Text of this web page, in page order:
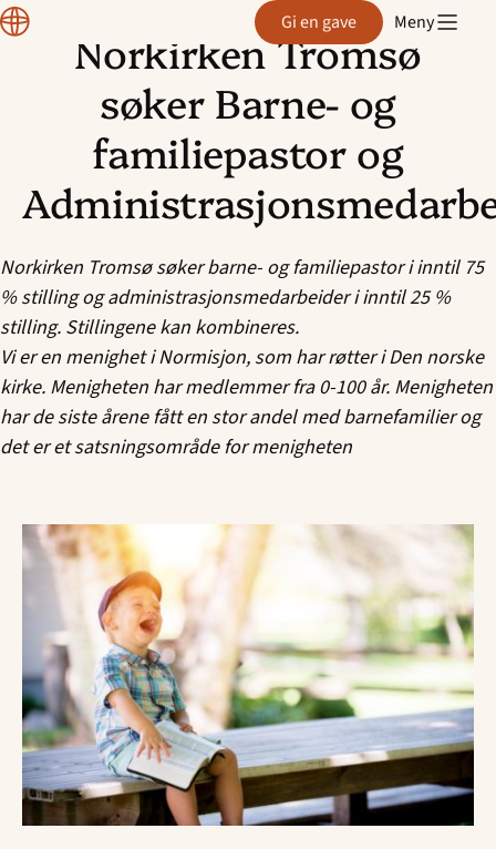
Normisjon Gi en gave Meny
Norkirken Tromsø
søker Barne- og
familiepastor og
Norkirken Tromsø søker barne- og familiepastor i inntil 75
% stilling og administrasjonsmedarbeider i inntil 25 %
stilling. Stillingene kan kombineres.
Vi er en menighet i Normisjon, som har røtter i Den norske
kirke. Menigheten har medlemmer fra 0-100 år. Menigheten
har de siste årene fått en stor andel med barnefamilier og
det er et satsningsområde for menigheten